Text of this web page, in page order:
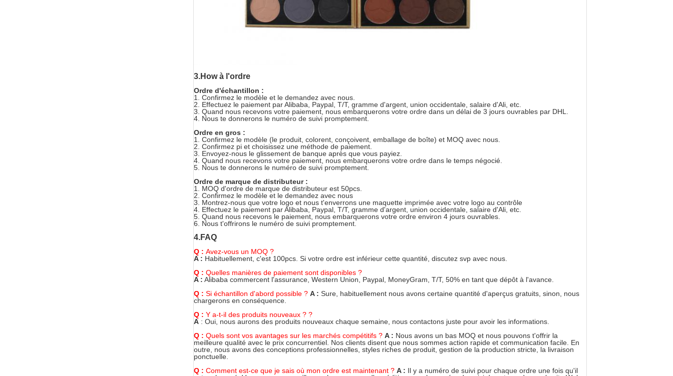
3.How à l'ordre
Ordre d'échantillon :
1. Confirmez le modèle et le demandez avec nous.
2. Effectuez le paiement par Alibaba, Paypal, T/T, gramme d'argent, union occidentale, salaire d'Ali, etc.
3. Quand nous recevons votre paiement, nous embarquerons votre ordre dans un délai de 3 jours ouvrables par DHL.
4. Nous te donnerons le numéro de suivi promptement.
Ordre en gros :
1. Confirmez le modèle (le produit, colorent, conçoivent, emballage de boîte) et MOQ avec nous.
2. Confirmez pi et choisissez une méthode de paiement.
3. Envoyez-nous le glissement de banque après que vous payiez.
4. Quand nous recevons votre paiement, nous embarquerons votre ordre dans le temps négocié.
5. Nous te donnerons le numéro de suivi promptement.
Ordre de marque de distributeur :
1. MOQ d'ordre de marque de distributeur est 50pcs.
2. Confirmez le modèle et le demandez avec nous
3. Montrez-nous que votre logo et nous t'enverrons une maquette imprimée avec votre logo au contrôle
4. Effectuez le paiement par Alibaba, Paypal, T/T, gramme d'argent, union occidentale, salaire d'Ali, etc.
5. Quand nous recevons le paiement, nous embarquerons votre ordre environ 4 jours ouvrables.
6. Nous t'offrirons le numéro de suivi promptement.
4.FAQ
Q : Avez-vous un MOQ ?
A : Habituellement, c'est 100pcs. Si votre ordre est inférieur cette quantité, discutez svp avec nous.
Q : Quelles manières de paiement sont disponibles ?
A : Alibaba commercent l'assurance, Western Union, Paypal, MoneyGram, T/T, 50% en tant que dépôt à l'avance.
Q : Si échantillon d'abord possible ? A : Sure, habituellement nous avons certaine quantité d'aperçus gratuits, sinon, nous
chargerons en conséquence.
Q : Y a-t-il des produits nouveaux ? ?
A : Oui, nous aurons des produits nouveaux chaque semaine, nous contactons juste pour avoir les informations.
Q : Quels sont vos avantages sur les marchés compétitifs ? A : Nous avons un bas MOQ et nous pouvons t'offrir la
meilleure qualité avec le prix concurrentiel. Nos clients disent que nous sommes action rapide et communication facile. En
outre, nous avons des conceptions professionnelles, styles riches de produit, gestion de la production stricte, la livraison
ponctuelle.
Q : Comment est-ce que je sais où mon ordre est maintenant ? A : Il y a numéro de suivi pour chaque ordre une fois qu'il